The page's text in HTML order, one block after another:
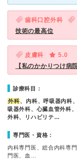
歯科口腔外科
技術の最高位
皮膚科
5.0
【私のかかりつけ病
診療科目：
外科、内科、呼吸器内科
吸器外科、心臓血管外科
外科、リハビリテ…
専門医・資格：
内科専門医、総合内科専
門医、血…